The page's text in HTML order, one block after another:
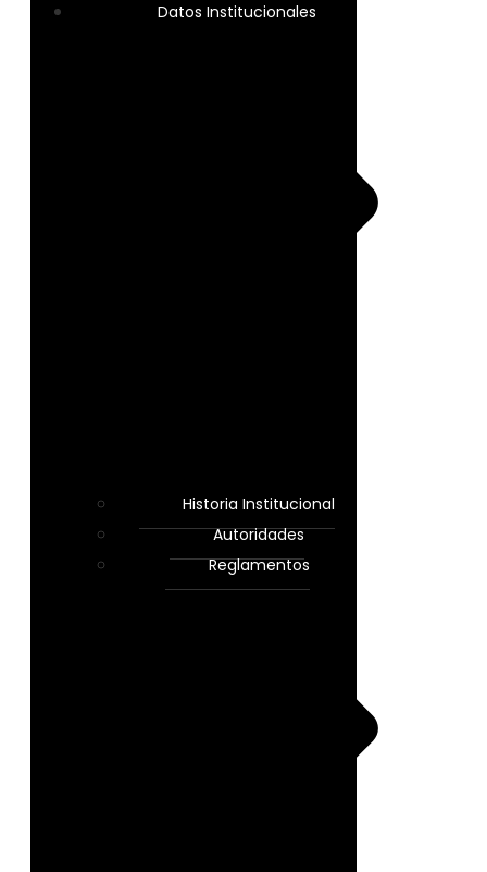
Datos Institucionales
Historia Institucional
Autoridades
Reglamentos